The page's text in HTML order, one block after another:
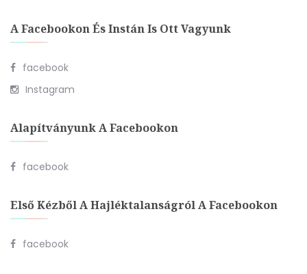
A Facebookon És Instán Is Ott Vagyunk
facebook
Instagram
Alapítványunk A Facebookon
facebook
Első Kézből A Hajléktalanságról A Facebookon
facebook